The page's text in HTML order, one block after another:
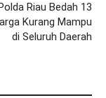
Riau Bedah 13
Kurang Mampu
di Seluruh Daerah